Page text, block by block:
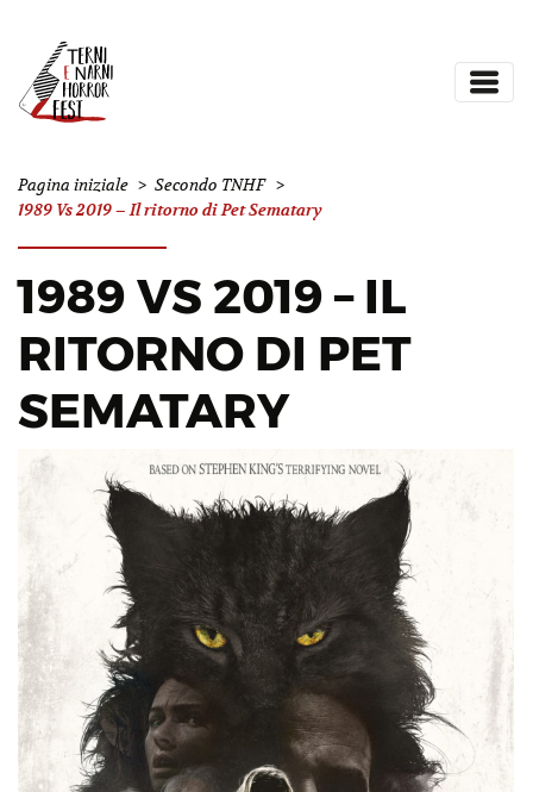
Pagina iniziale > Secondo TNHF >
1989 Vs 2019 – Il ritorno di Pet Sematary
1989 VS 2019 – IL
RITORNO DI PET
SEMATARY